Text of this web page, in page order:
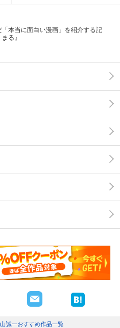
本当に面白い漫画」を紹介する記
る』
誠一おすすめ作品一覧